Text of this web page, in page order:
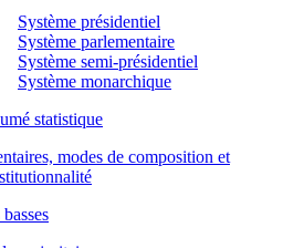
Système présidentiel
Système parlementaire
Système semi-présidentiel
Système monarchique
statistique
modes de composition et